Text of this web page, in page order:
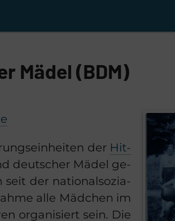
Mädel (BDM)
der Hit­
deut­scher Mädel ge­
seit der na­tio­nal­so­zia­
alle Mäd­chen im
or­ga­ni­siert sein. Die